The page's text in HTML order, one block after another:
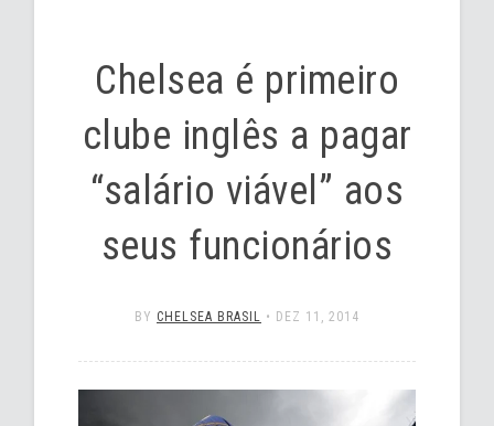
Chelsea é primeiro
clube inglês a pagar
“salário viável” aos
seus funcionários
BY CHELSEA BRASIL • DEZ 11, 2014